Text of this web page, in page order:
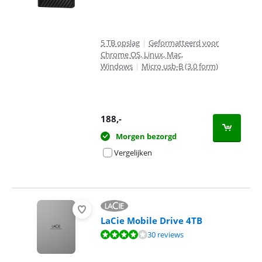
5 TB opslag | Geformatteerd voor
Chrome OS, Linux, Mac,
Windows | Micro usb-B (3.0 form)
188,-
Morgen bezorgd
Vergelijken
LaCie Mobile Drive 4TB
Beoordeling is 8,0 van de 10, gebaseerd op 30 reviews.
30 reviews